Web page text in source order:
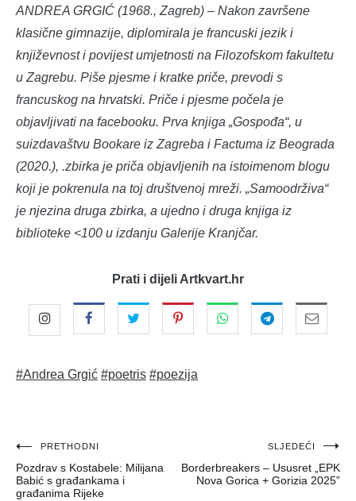
ANDREA GRGIĆ (1968., Zagreb) – Nakon završene
klasične gimnazije, diplomirala je francuski jezik i
književnost i povijest umjetnosti na Filozofskom fakultetu
u Zagrebu. Piše pjesme i kratke priče, prevodi s
francuskog na hrvatski. Priče i pjesme počela je
objavljivati na facebooku. Prva knjiga „Gospođa“, u
suizdavaštvu Bookare iz Zagreba i Factuma iz Beograda
(2020.), .zbirka je priča objavljenih na istoimenom blogu
koji je pokrenula na toj društvenoj mreži. „Samoodrživa“
je njezina druga zbirka, a ujedno i druga knjiga iz
biblioteke <100 u izdanju Galerije Kranjčar.
Prati i dijeli Artkvart.hr
#Andrea Grgić #poetris #poezija
Navigacija
objava
PRETHODNI
Pozdrav s Kostabele: Milijana
Babić s građankama i
građanima Rijeke
SLJEDEĆI
Borderbreakers – Ususret „EPK
Nova Gorica + Gorizia 2025”